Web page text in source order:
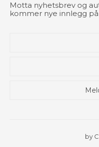
Motta nyhetsbrev og
kommer nye innlegg
by